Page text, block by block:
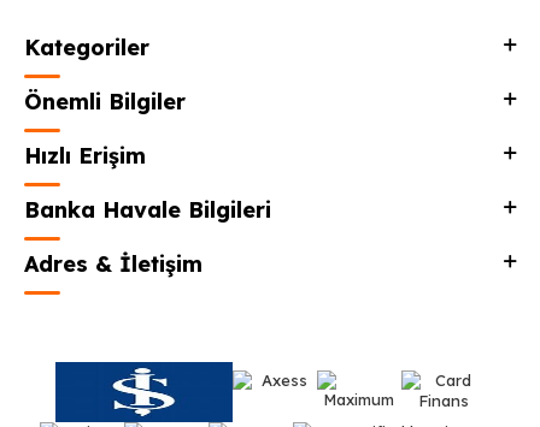
Kategoriler
Önemli Bilgiler
Hızlı Erişim
Banka Havale Bilgileri
Adres & İletişim